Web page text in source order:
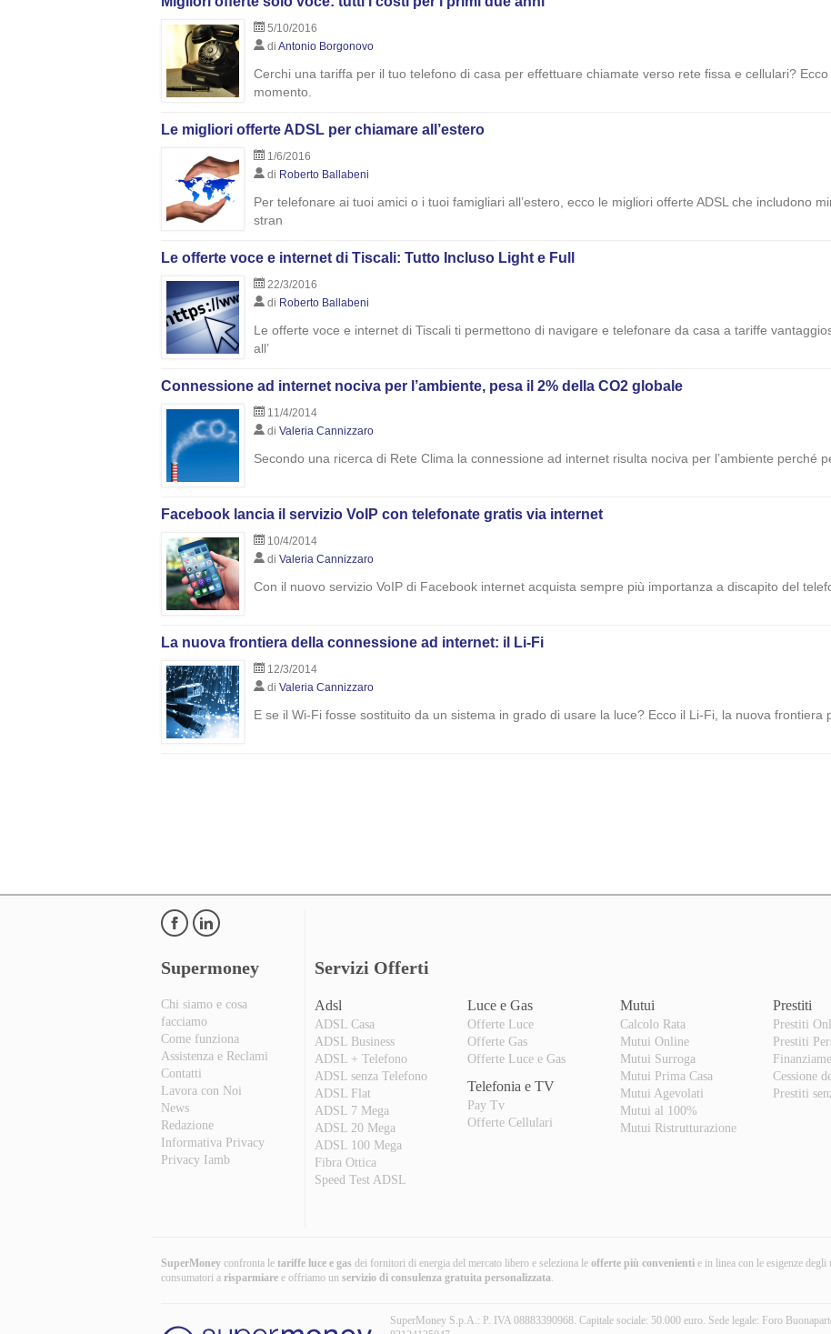
5/10/2016
di Antonio Borgonovo
Cerchi una tariffa per il tuo telefono di casa per effettuare chiamate verso rete fissa e cellulari?
momento.
Le migliori offerte ADSL per chiamare all’estero
1/6/2016
di Roberto Ballabeni
Per telefonare ai tuoi amici o i tuoi famigliari all’estero, ecco le migliori offerte ADSL che includono
stran
Le offerte voce e internet di Tiscali: Tutto Incluso Light e Full
22/3/2016
di Roberto Ballabeni
Le offerte voce e internet di Tiscali ti permettono di navigare e telefonare da casa a tariffe
all’
Connessione ad internet nociva per l’ambiente, pesa il 2% della CO2 globale
11/4/2014
di Valeria Cannizzaro
Secondo una ricerca di Rete Clima la connessione ad internet risulta nociva per l’ambiente perché
Facebook lancia il servizio VoIP con telefonate gratis via internet
10/4/2014
di Valeria Cannizzaro
Con il nuovo servizio VoIP di Facebook internet acquista sempre più importanza a discapito del
La nuova frontiera della connessione ad internet: il Li-Fi
12/3/2014
di Valeria Cannizzaro
E se il Wi-Fi fosse sostituito da un sistema in grado di usare la luce? Ecco il Li-Fi, la nuova frontiera
Supermoney
Chi siamo e cosa
facciamo
Come funziona
Assistenza e Reclami
Contatti
Lavora con Noi
News
Redazione
Informativa Privacy
Privacy Iamb
Servizi Offerti
Adsl
ADSL Casa
ADSL Business
ADSL + Telefono
ADSL senza Telefono
ADSL Flat
ADSL 7 Mega
ADSL 20 Mega
ADSL 100 Mega
Fibra Ottica
Speed Test ADSL
Luce e Gas
Offerte Luce
Offerte Gas
Offerte Luce e Gas
Telefonia e TV
Pay Tv
Offerte Cellulari
Mutui
Calcolo Rata
Mutui Online
Mutui Surroga
Mutui Prima Casa
Mutui Agevolati
Mutui al 100%
Mutui Ristrutturazione
Prestiti
Prestiti
Prestiti
Cessione
Prestiti
SuperMoney confronta le tariffe luce e gas dei fornitori di energia del mercato libero e seleziona le offerte più convenienti e in linea con le esigenze
consumatori a risparmiare e offriamo un servizio di consulenza gratuita personalizzata.
SuperMoney S.p.A.: P. IVA 08883390968. Capitale sociale: 50.000 euro. Sede legale: Foro